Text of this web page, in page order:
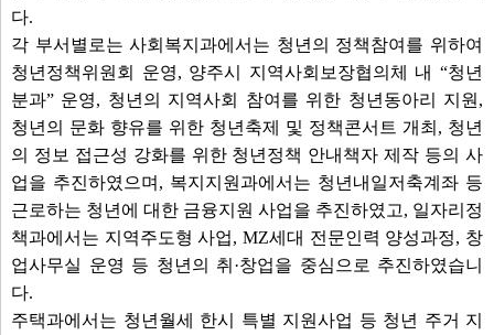
다.
각 부서별로는 사회복지과에서는 청년의 정책참여를 위하여
청년정책위원회 운영, 양주시 지역사회보장협의체 내 “청년
분과” 운영, 청년의 지역사회 참여를 위한 청년동아리 지원,
청년의 문화 향유를 위한 청년축제 및 정책콘서트 개최, 청년
의 정보 접근성 강화를 위한 청년정책 안내책자 제작 등의 사
업을 추진하였으며, 복지지원과에서는 청년내일저축계좌 등
근로하는 청년에 대한 금융지원 사업을 추진하였고, 일자리정
책과에서는 지역주도형 사업, MZ세대 전문인력 양성과정, 창
업사무실 운영 등 청년의 취·창업을 중심으로 추진하였습니
다.
주택과에서는 청년월세 한시 특별 지원사업 등 청년 주거 지